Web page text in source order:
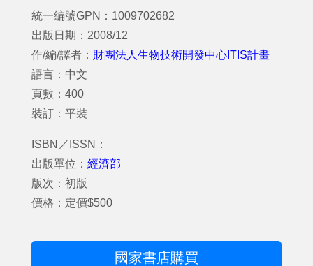
統一編號GPN：1009702682
出版日期：2008/12
作/編/譯者： 財團法人生物技術開發中心ITIS計畫
語言：中文
頁數：400
裝訂：平裝
ISBN／ISSN：
出版單位： 經濟部
版次：初版
價格：定價$500
國家書店購買